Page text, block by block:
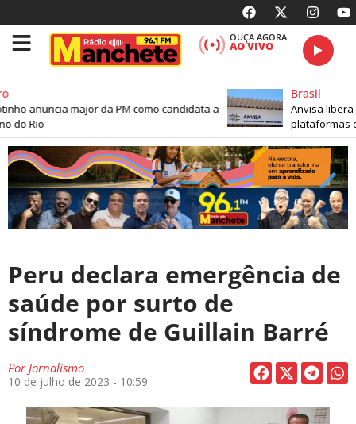
OUÇA AGORA
AO VIVO
anuncia major da PM como candidata a
do Rio
Brasil
Anvisa libera
plataformas
Peru declara emergência de
saúde por surto de
síndrome de Guillain Barré
PorJornalismo
10 de julho de 2023 - 10:59